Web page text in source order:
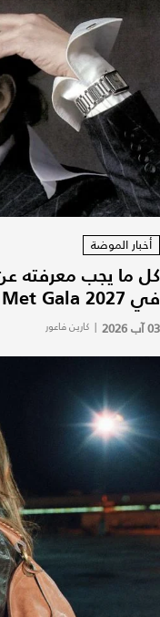
أخبار الموضة
في Met Gala 2027
03 آب 2026 | كارين فاعور